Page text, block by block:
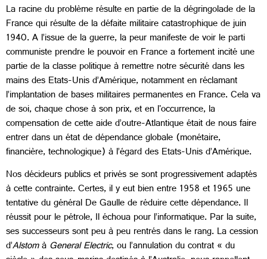
La racine du problème résulte en partie de la dégringolade de la
France qui résulte de la défaite militaire catastrophique de juin
1940. A l’issue de la guerre, la peur manifeste de voir le parti
communiste prendre le pouvoir en France a fortement incité une
partie de la classe politique à remettre notre sécurité dans les
mains des Etats-Unis d’Amérique, notamment en réclamant
l’implantation de bases militaires permanentes en France. Cela va
de soi, chaque chose à son prix, et en l'occurrence, la
compensation de cette aide d’outre-Atlantique était de nous faire
entrer dans un état de dépendance globale (monétaire,
financière, technologique) à l’égard des Etats-Unis d’Amérique.
Nos décideurs publics et privés se sont progressivement adaptés
à cette contrainte. Certes, il y eut bien entre 1958 et 1965 une
tentative du général De Gaulle de réduire cette dépendance. Il
réussit pour le pétrole, Il échoua pour l’informatique. Par la suite,
ses successeurs sont peu à peu rentrés dans le rang. La cession
d’AlstomàGeneral Electric, ou l’annulation du contrat « du